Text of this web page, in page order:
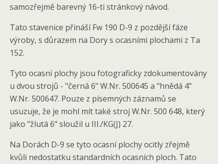
samozřejmě barevný 16-ti stránkový návod.
Tato stavenice přináší Fw 190 D-9 z pozdější fáze
výroby, s důrazem na Dory s ocasními plochami z Ta
152.
Tyto ocasní plochy jsou fotograficky zdokumentovány
u dvou strojů - "černá 6" W.Nr. 500645 a "hnědá 4"
W.Nr. 500647. Pouze z písemných záznamů se
usuzuje, že je mohl mít také stroj W.Nr. 500 648, který
jako "žlutá 6" sloužil u III./KG(J) 27.
Na Dorách D-9 se tyto ocasní plochy ocitly zřejmě
kvůli nedostatku standardních ocasních ploch. Tato